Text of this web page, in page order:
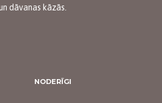
dāvanas kāzās.
NODERĪGI